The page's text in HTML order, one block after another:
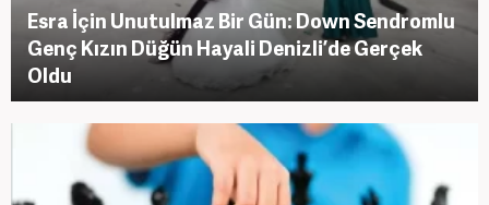
Esra İçin Unutulmaz Bir Gün: Down Sendromlu
Genç Kızın Düğün Hayali Denizli’de Gerçek
Oldu